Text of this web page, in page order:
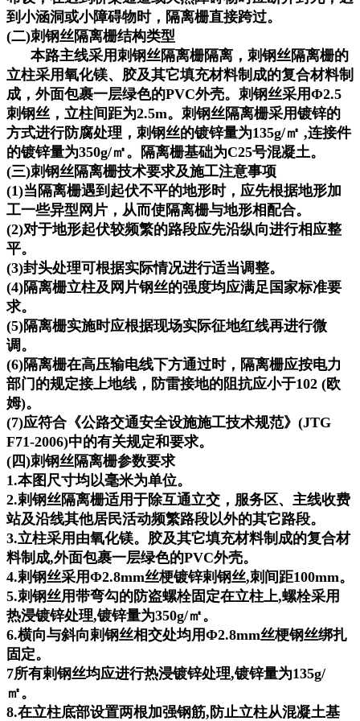
到小涵洞或小障碍物时，隔离栅直接跨过。
(二)刺钢丝隔离栅结构类型
本路主线采用刺钢丝隔离栅隔离，刺钢丝隔离栅的
立柱采用氧化镁、胶及其它填充材料制成的复合材料制
成，外面包裹一层绿色的PVC外壳。刺钢丝采用Φ2.5
刺钢丝，立柱间距为2.5m。刺钢丝隔离栅采用镀锌的
方式进行防腐处理，刺钢丝的镀锌量为135g/㎡ ,连接件
的镀锌量为350g/㎡。隔离栅基础为C25号混凝土。
(三)刺钢丝隔离栅技术要求及施工注意事项
(1)当隔离栅遇到起伏不平的地形时，应先根据地形加
工一些异型网片，从而使隔离栅与地形相配合。
(2)对于地形起伏较频繁的路段应先沿纵向进行相应整
平。
(3)封头处理可根据实际情况进行适当调整。
(4)隔离栅立柱及网片钢丝的强度均应满足国家标准要
求。
(5)隔离栅实施时应根据现场实际征地红线再进行微
调。
(6)隔离栅在高压输电线下方通过时，隔离栅应按电力
部门的规定接上地线，防雷接地的阻抗应小于102 (欧
姆)。
(7)应符合《公路交通安全设施施工技术规范》(JTG
F71-2006)中的有关规定和要求。
(四)刺钢丝隔离栅参数要求
1.本图尺寸均以毫米为单位。
2.剌钢丝隔离栅适用于除互通立交，服务区、主线收费
站及沿线其他居民活动频繁路段以外的其它路段。
3.立柱采用由氧化镁。胶及其它填充材料制成的复合材
料制成,外面包裹一层绿色的PVC外壳。
4.剌钢丝采用Φ2.8mm丝梗镀锌剌钢丝,刺间距100mm。
5.刺钢丝用带弯勾的防盗螺栓固定在立柱上,螺栓采用
热浸镀锌处理,镀锌量为350g/㎡。
6.横向与斜向剌钢丝相交处均用Φ2.8mm丝梗钢丝绑扎
固定。
7所有剌钢丝均应进行热浸镀锌处理,镀锌量为135g/
㎡。
8.在立柱底部设置两根加强钢筋,防止立柱从混凝土基